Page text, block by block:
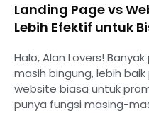
Landing Page vs
Lebih Efektif untuk
Halo, Alan Lovers!
masih bingung, lebih
website biasa untuk
punya fungsi masing-